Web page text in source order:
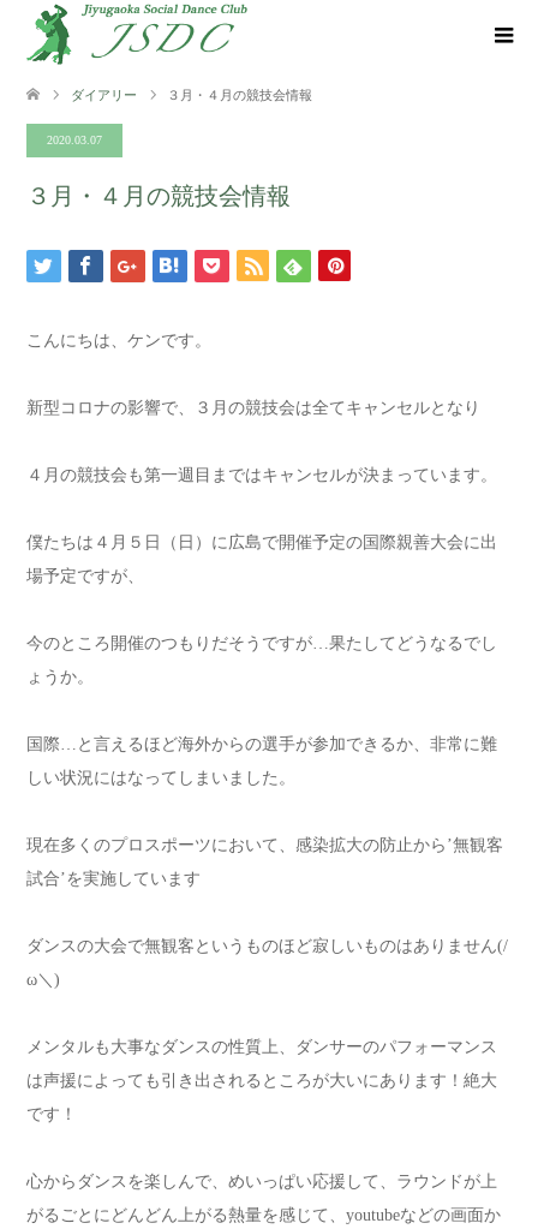
ダイアリー ３月・４月の競技会情報
2020.03.07
３月・４月の競技会情報
こんにちは、ケンです。
新型コロナの影響で、３月の競技会は全てキャンセルとなり
４月の競技会も第一週目まではキャンセルが決まっています。
僕たちは４月５日（日）に広島で開催予定の国際親善大会に出
場予定ですが、
今のところ開催のつもりだそうですが…果たしてどうなるでし
ょうか。
国際…と言えるほど海外からの選手が参加できるか、非常に難
しい状況にはなってしまいました。
現在多くのプロスポーツにおいて、感染拡大の防止から’無観客
試合’を実施しています
ダンスの大会で無観客というものほど寂しいものはありません(/
ω＼)
メンタルも大事なダンスの性質上、ダンサーのパフォーマンス
は声援によっても引き出されるところが大いにあります！絶大
です！
心からダンスを楽しんで、めいっぱい応援して、ラウンドが上
がるごとにどんどん上がる熱量を感じて、youtubeなどの画面か